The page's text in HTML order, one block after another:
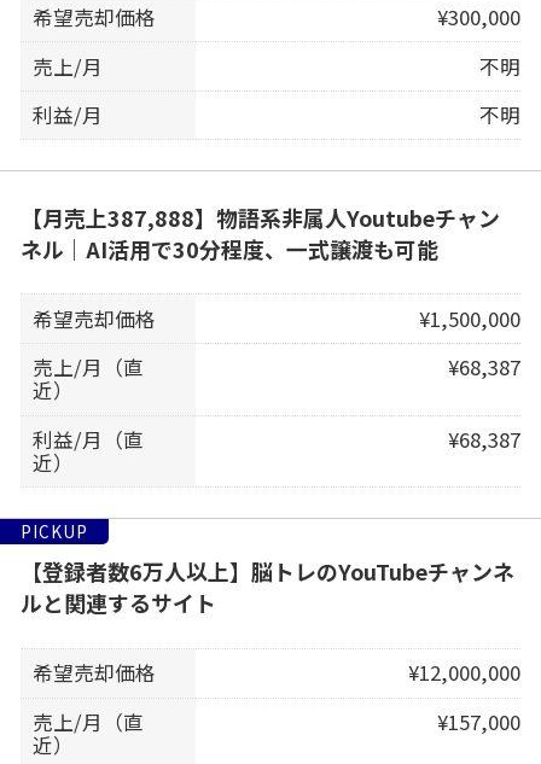
希望売却価格
¥300,000
売上/月
不明
利益/月
不明
【月売上387,888】物語系非属人Youtubeチャン
ネル｜AI活用で30分程度、一式譲渡も可能
希望売却価格
¥1,500,000
売上/月（直
近）
¥68,387
利益/月（直
近）
¥68,387
PICKUP
【登録者数6万人以上】脳トレのYouTubeチャンネ
ルと関連するサイト
希望売却価格
¥12,000,000
売上/月（直
近）
¥157,000